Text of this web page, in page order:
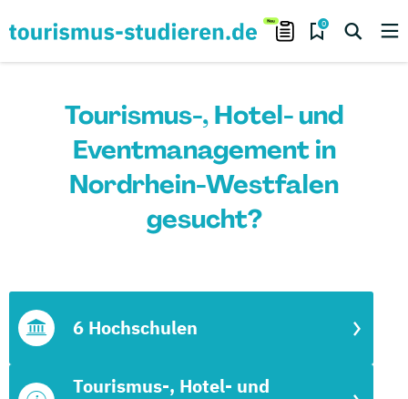
0
Tourismus-, Hotel- und
Eventmanagement in
Nordrhein-Westfalen
gesucht?
Tourismus-, Hotel- und
6 Hochschulen